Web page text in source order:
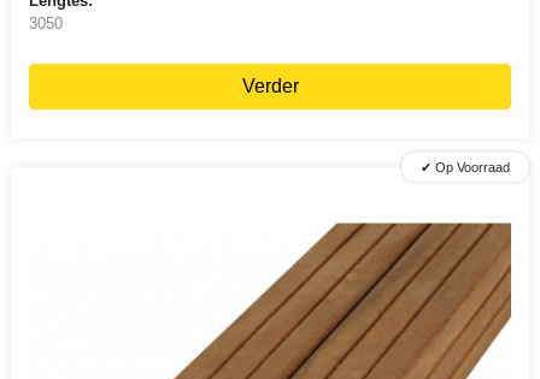
3050
Verder
✔ Op Voorraad